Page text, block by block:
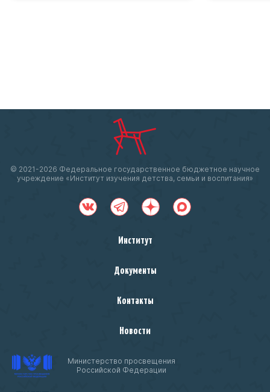
© 2021-2026 Федеральное государственное бюджетное научное
учреждение «Институт изучения детства, семьи и воспитания»
Институт
Документы
Контакты
Новости
Министерство просвещения
Российской Федерации